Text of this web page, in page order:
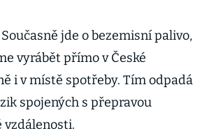
Současně jde o bezemisní palivo,
vyrábět přímo v České
i v místě spotřeby. Tím odpadá
spojených s přepravou
vzdálenosti.